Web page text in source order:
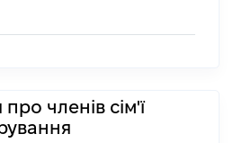
членів сім'ї